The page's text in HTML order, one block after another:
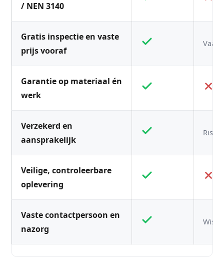
/ NEN 3140
Gratis inspectie en vaste
prijs vooraf
Vaak
Garantie op materiaal én
werk
Verzekerd en
aansprakelijk
Veilige, controleerbare
oplevering
Vaste contactpersoon en
nazorg